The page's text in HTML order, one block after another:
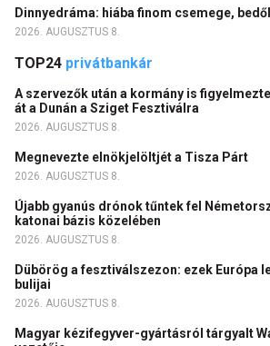
Dinnyedráma: hiába finom csemege,
2026. AUGUSZTUS 8.
TOP24 privátbankár
A szervezők után a kormány is
át a Dunán a Sziget Fesztiválra
2026. AUGUSZTUS 8.
Megnevezte elnökjelöltjét a Tisza Párt
2026. AUGUSZTUS 8.
Újabb gyanús drónok tűntek fel
katonai bázis közelében
2026. AUGUSZTUS 8.
Dübörög a fesztiválszezon: ezek Európa
bulijai
2026. AUGUSZTUS 8.
Magyar kézifegyver-gyártásról tárgyalt